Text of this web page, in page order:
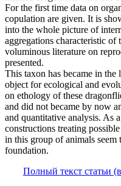
For the first time data on
copulation are given. It is
into the whole picture of
aggregations characteristic
voluminous literature on
presented.
This taxon has became in the
object for ecological and
on ethology of these
and did not became by now
and quantitative analysis. As
constructions treating
in this group of animals
foundation.
Полный текст статьи